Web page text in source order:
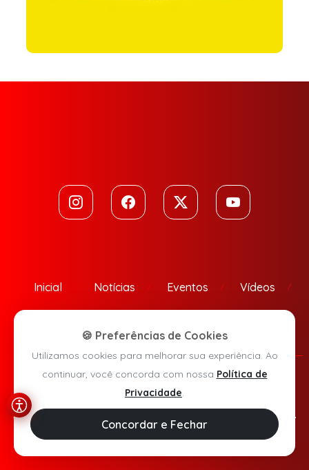
Inicial Notícias Eventos Vídeos
Política de Privacidade
Agora Sudoeste © 2026 - Todos os direitos reservados.
🍪 Preferências de Cookies
Utilizamos cookies para melhorar sua experiência. Ao
continuar, você concorda com nossa Política de
Privacidade.
Concordar e Fechar